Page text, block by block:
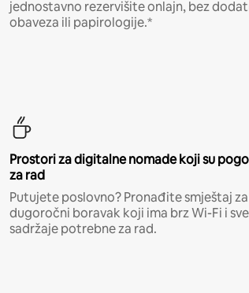
jednostavno rezervišite onlajn, bez
obaveza ili papirologije.*
Prostori za digitalne nomade koji su
za rad
Putujete poslovno? Pronađite smještaj za
dugoročni boravak koji ima brz Wi-Fi i sve
sadržaje potrebne za rad.